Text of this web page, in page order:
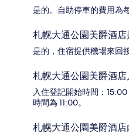
是的。自助停車的費用為
札幌大通公園美爵酒
是的，住宿提供機場來回
札幌大通公園美爵酒
入住登記開始時間：
時間為 11:00。
札幌大通公園美爵酒